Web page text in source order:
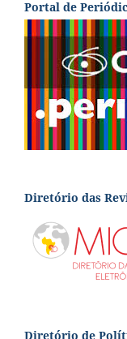
Portal de
Diretório das
Diretório de